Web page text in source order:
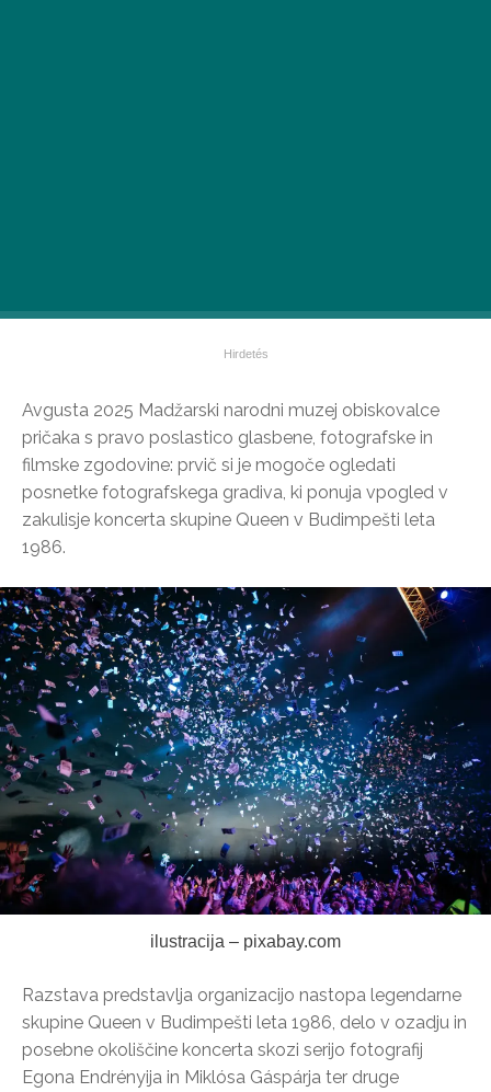
Avgusta 2025 Madžarski narodni muzej obiskovalce
pričaka s pravo poslastico glasbene, fotografske in
filmske zgodovine: prvič si je mogoče ogledati
posnetke fotografskega gradiva, ki ponuja vpogled v
zakulisje koncerta skupine Queen v Budimpešti leta
1986.
ilustracija – pixabay.com
Razstava predstavlja organizacijo nastopa legendarne
skupine Queen v Budimpešti leta 1986, delo v ozadju in
posebne okoliščine koncerta skozi serijo fotografij
Egona Endrényija in Miklósa Gáspárja ter druge